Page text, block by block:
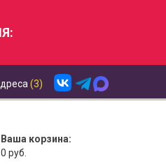
(3)
Ваша корзина:
0 руб.